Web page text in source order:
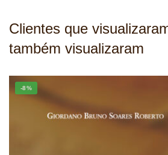
Clientes que
também visualizaram
-8%